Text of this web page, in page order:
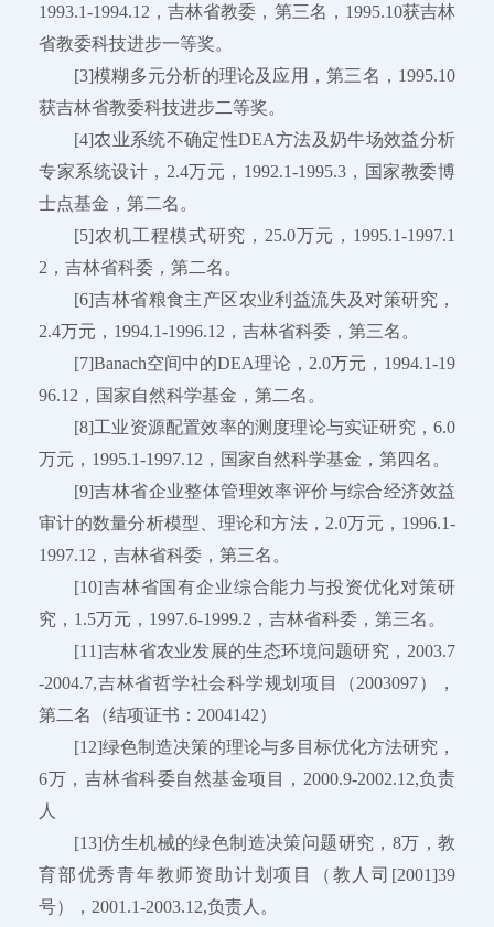
1993.1-1994.12，吉林省教委，第三名，1995.10获吉林
省教委科技进步一等奖。
[3]模糊多元分析的理论及应用，第三名，1995.10
获吉林省教委科技进步二等奖。
[4]农业系统不确定性DEA方法及奶牛场效益分析
专家系统设计，2.4万元，1992.1-1995.3，国家教委博
士点基金，第二名。
[5]农机工程模式研究，25.0万元，1995.1-1997.1
2，吉林省科委，第二名。
[6]吉林省粮食主产区农业利益流失及对策研究，
2.4万元，1994.1-1996.12，吉林省科委，第三名。
[7]Banach空间中的DEA理论，2.0万元，1994.1-19
96.12，国家自然科学基金，第二名。
[8]工业资源配置效率的测度理论与实证研究，6.0
万元，1995.1-1997.12，国家自然科学基金，第四名。
[9]吉林省企业整体管理效率评价与综合经济效益
审计的数量分析模型、理论和方法，2.0万元，1996.1-
1997.12，吉林省科委，第三名。
[10]吉林省国有企业综合能力与投资优化对策研
究，1.5万元，1997.6-1999.2，吉林省科委，第三名。
[11]吉林省农业发展的生态环境问题研究，2003.7
-2004.7,吉林省哲学社会科学规划项目（2003097），
第二名（结项证书：2004142）
[12]绿色制造决策的理论与多目标优化方法研究，
6万，吉林省科委自然基金项目，2000.9-2002.12,负责
人
[13]仿生机械的绿色制造决策问题研究，8万，教
育部优秀青年教师资助计划项目（教人司[2001]39
号），2001.1-2003.12,负责人。